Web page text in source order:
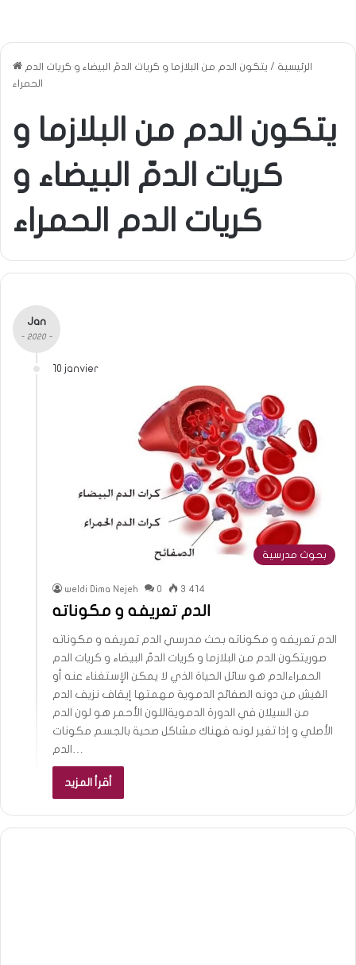
الرئيسية / يتكون الدم من البلازما و كريات الدمّ البيضاء و كريات الدم
الحمراء
يتكون الدم من البلازما و
كريات الدمّ البيضاء و
كريات الدم الحمراء
Jan
- 2020 -
10 janvier
بحوث مدرسية
weldi Dima Nejeh 0 3 414
الدم تعريفه و مكوناته
الدم تعريفه و مكوناته بحث مدرسي الدم تعريفه و مكوناته
صوريتكون الدم من البلازما و كريات الدمّ البيضاء و كريات الدم
الحمراءالدم هو سائل الحياة الذي لا يمكن الإستغناء عنه أو
العَيش من دونه الصفائح الدموية مهمتها إيقاف نزيف الدم
من السيلان في الدورة الدمويةاللون الأحمر هو لون الدم
الأصلي و إذا تغير لونه فهناك مشاكل صحية بالجسم مكونات
أقرأ المزيد